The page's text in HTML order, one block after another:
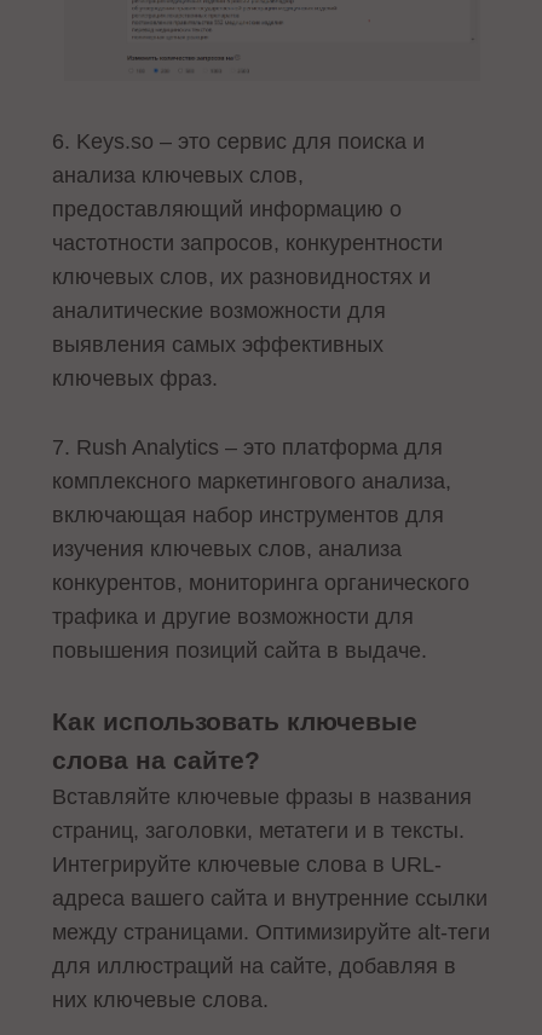
6. Keys.so – это сервис для поиска и
анализа ключевых слов,
предоставляющий информацию о
частотности запросов, конкурентности
ключевых слов, их разновидностях и
аналитические возможности для
выявления самых эффективных
ключевых фраз.
7. Rush Analytics – это платформа для
комплексного маркетингового анализа,
включающая набор инструментов для
изучения ключевых слов, анализа
конкурентов, мониторинга органического
трафика и другие возможности для
повышения позиций сайта в выдаче.
Как использовать ключевые
слова на сайте?
Вставляйте ключевые фразы в названия
страниц, заголовки, метатеги и в тексты.
Интегрируйте ключевые слова в URL-
адреса вашего сайта и внутренние ссылки
между страницами. Оптимизируйте alt-теги
для иллюстраций на сайте, добавляя в
них ключевые слова.